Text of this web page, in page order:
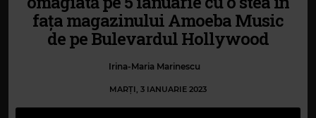
fața magazinului Amoeba Music
de pe Bulevardul Hollywood
Irina-Maria Marinescu
MARȚI, 3 IANUARIE 2023